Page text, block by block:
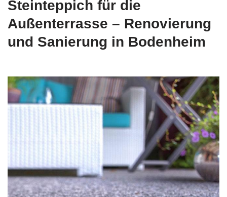
Steinteppich für die
Außenterrasse – Renovierung
und Sanierung in Bodenheim